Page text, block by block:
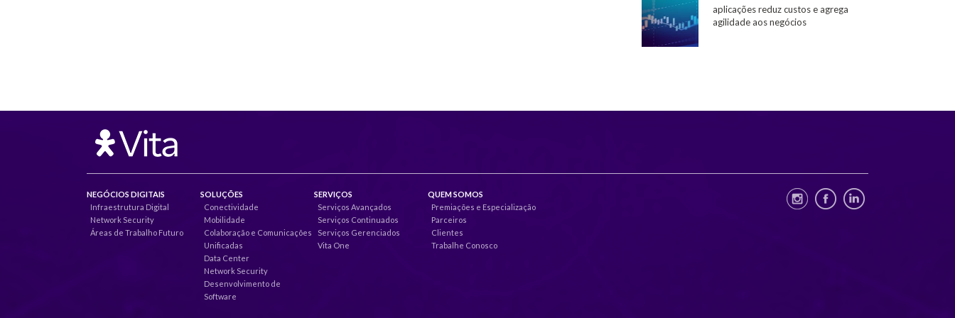
aplicações reduz custos e agrega
agilidade aos negócios
NEGÓCIOS DIGITAIS
Infraestrutura Digital
Network Security
Áreas de Trabalho Futuro
SOLUÇÕES
Conectividade
Mobilidade
Colaboração e Comunicações
Unificadas
Data Center
Network Security
Desenvolvimento de
Software
SERVIÇOS
Serviços Avançados
Serviços Continuados
Serviços Gerenciados
Vita One
QUEM SOMOS
Premiações e Especialização
Parceiros
Clientes
Trabalhe Conosco